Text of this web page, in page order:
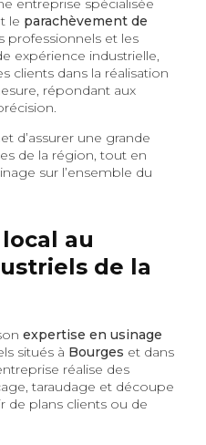
entreprise spécialisée
le parachèvement de
professionnels et les
expérience industrielle,
clients dans la réalisation
répondant aux
d’assurer une grande
de la région, tout en
sur l’ensemble du
au
de la
expertise en usinage
situés à Bourges et dans
réalise des
taraudage et découpe
de plans clients ou de